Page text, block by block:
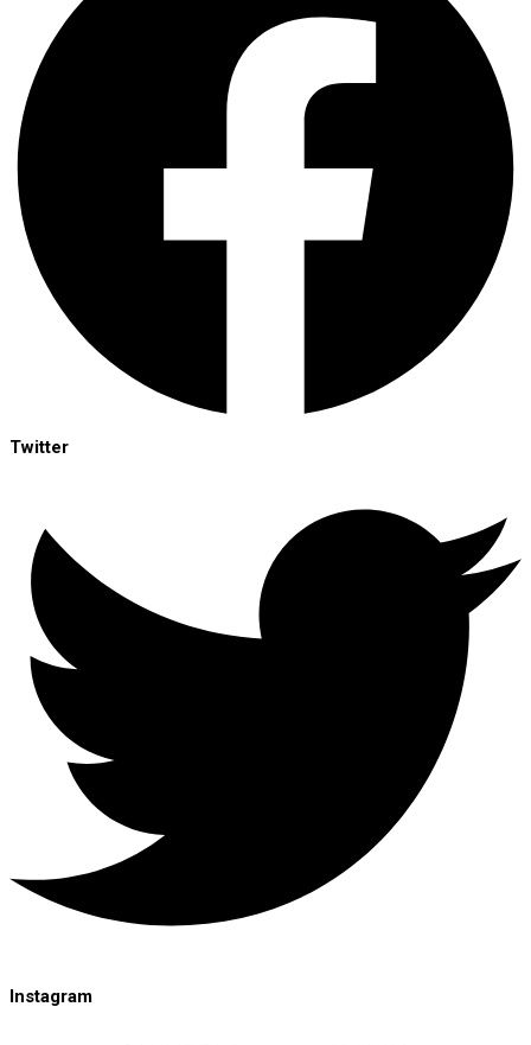
Twitter
Instagram